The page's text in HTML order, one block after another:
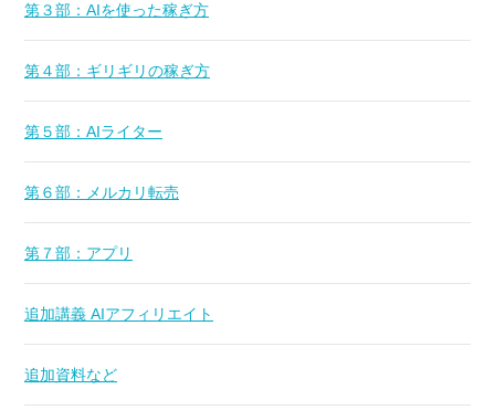
第３部：AIを使った稼ぎ方
第４部：ギリギリの稼ぎ方
第５部：AIライター
第６部：メルカリ転売
第７部：アプリ
追加講義 AIアフィリエイト
追加資料など